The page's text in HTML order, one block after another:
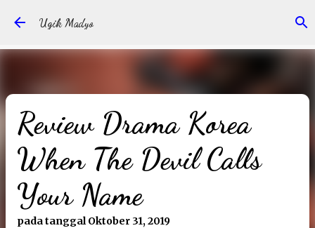
Ugik Madyo
Review Drama Korea
When The Devil Calls
Your Name
pada tanggalOktober 31, 2019